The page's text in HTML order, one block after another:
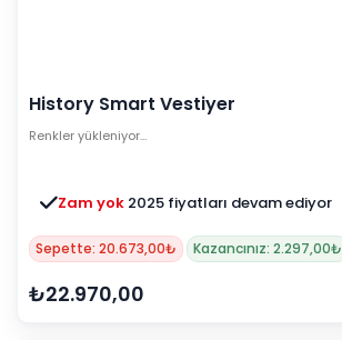
History Smart Vestiyer
Renkler yükleniyor…
Zam yok 2025 fiyatları devam ediyor
Sepette: 20.673,00₺ Kazancınız: 2.297,00₺
₺22.970,00